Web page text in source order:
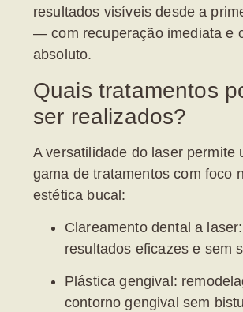
resultados visíveis desde a
— com recuperação imediata e
absoluto.
Quais tratamentos
ser realizados?
A versatilidade do laser permite
gama de tratamentos com foco
estética bucal:
Clareamento dental a laser:
resultados eficazes e sem
Plástica gengival:
contorno gengival sem